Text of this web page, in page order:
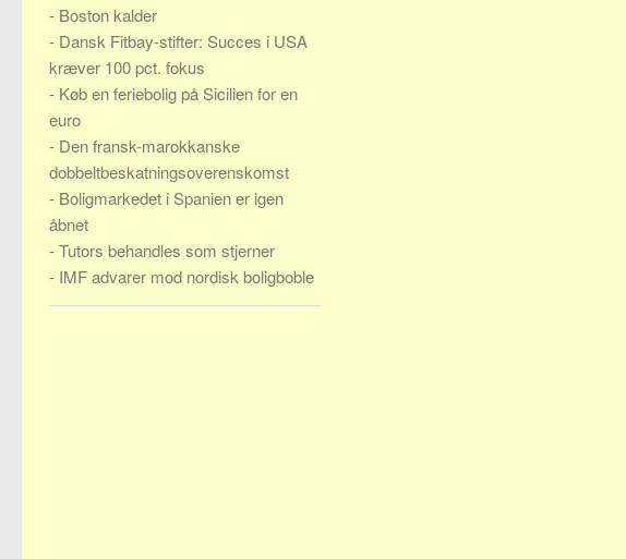
- Boston kalder
- Dansk Fitbay-stifter: Succes i USA
kræver 100 pct. fokus
- Køb en feriebolig på Sicilien for en
euro
- Den fransk-marokkanske
dobbeltbeskatningsoverenskomst
- Boligmarkedet i Spanien er igen
åbnet
-Tutors behandles som stjerner
- IMF advarer mod nordisk boligboble